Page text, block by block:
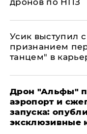
Усик выступил
признанием
танцем" в
Дрон "Альфы"
аэропорт и
запуска:
эксклюзивные